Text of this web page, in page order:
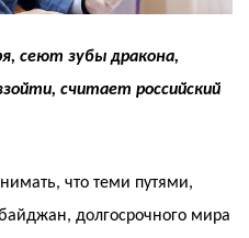
сеют зубы дракона,
считает российский
что теми путями,
долгосрочного мира